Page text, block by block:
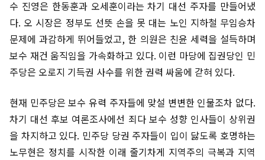
수 진영은 한동훈과 오세훈이라는 차기 대선 주자를 만들어냈
다. 오 시장은 정부도 선뜻 손을 못 대는 노인 지하철 무임승차
문제에 과감하게 뛰어들었고, 한 의원은 친윤 세력을 설득하며
보수 재건 움직임을 가속화하고 있다. 이런 마당에 집권당인 민
주당은 오로지 기득권 사수를 위한 권력 싸움에 갇혀 있다.
현재 민주당은 보수 유력 주자들에 맞설 변변한 인물조차 없다.
차기 대선 후보 여론조사에선 죄다 보수 성향 인사들이 상위권
을 차지하고 있다. 민주당 당권 주자들이 입이 닳도록 호명하는
노무현은 정치를 시작한 이래 줄기차게 지역주의 극복과 지역